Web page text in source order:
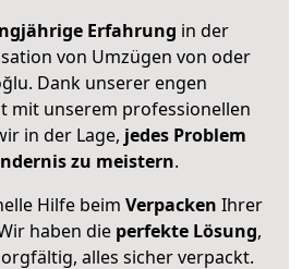
Erfahrung in der
von Umzügen von oder
Dank unserer engen
mit unserem professionellen
in der Lage, jedes Problem
zu meistern.
Hilfe beim Verpacken Ihrer
haben die perfekte Lösung,
alles sicher verpackt.